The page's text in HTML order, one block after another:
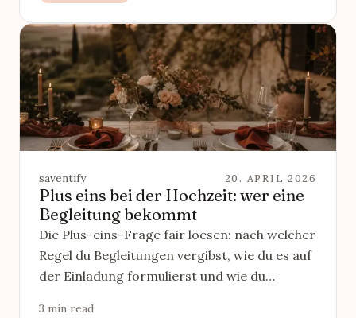
saventify 20. APRIL 2026
Plus eins bei der Hochzeit: wer eine
Begleitung bekommt
Die Plus-eins-Frage fair loesen: nach welcher
Regel du Begleitungen vergibst, wie du es auf
der Einladung formulierst und wie du
3 min read